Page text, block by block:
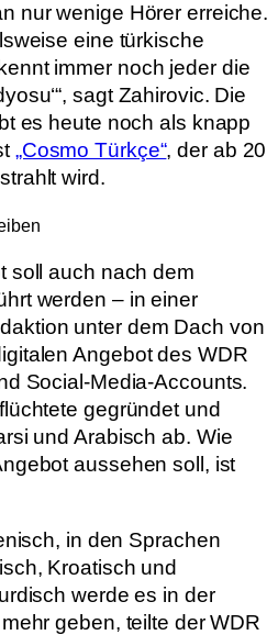
nur wenige Hörer erreiche.
eine türkische
immer noch jeder die
sagt Zahirovic. Die
es heute noch als knapp
„Cosmo Türkçe“, der ab 20
wird.
soll auch nach dem
werden – in einer
unter dem Dach von
Angebot des WDR
Social-Media-Accounts.
gegründet und
und Arabisch ab. Wie
aussehen soll, ist
in den Sprachen
Kroatisch und
werde es in der
geben, teilte der WDR